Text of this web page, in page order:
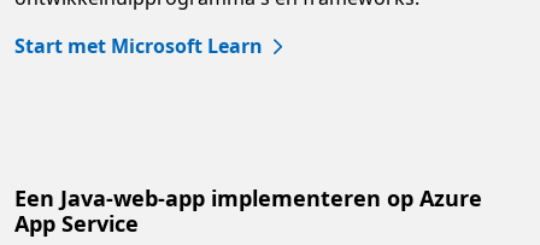
Start met Microsoft Learn
Een Java-web-app implementeren op Azure
App Service